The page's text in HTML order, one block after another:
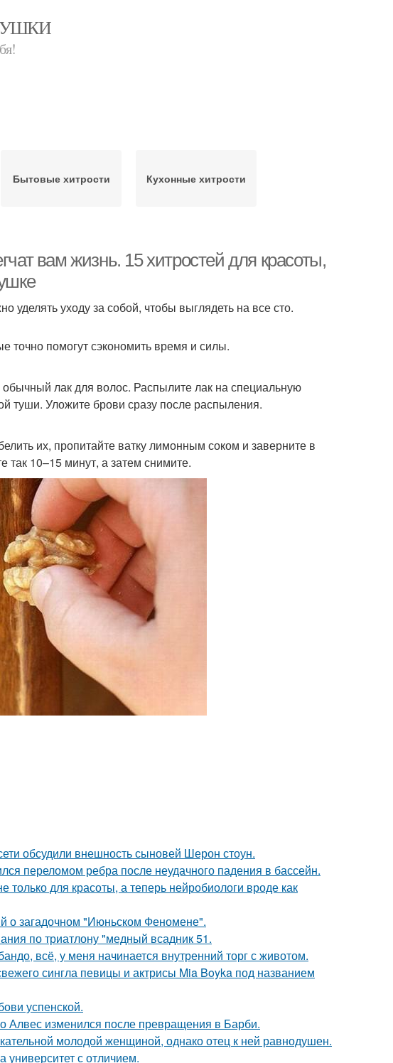
Бытовые хитрости Кухонные хитрости
вам жизнь. 15 хитростей для красоты,
уделять уходу за собой, чтобы выглядеть на все сто.
точно помогут сэкономить время и силы.
лак для волос. Распылите лак на специальную
туши. Уложите брови сразу после распыления.
их, пропитайте ватку лимонным соком и заверните в
так 10–15 минут, а затем снимите.
обсудили внешность сыновей Шерон стоун.
переломом ребра после неудачного падения в бассейн.
только для красоты, а теперь нейробиологи вроде как
о загадочном "Июньском Феномене".
по триатлону "медный всадник 51.
всё, у меня начинается внутренний торг с животом.
сингла певицы и актрисы Mia Boyka под названием
успенской.
Алвес изменился после превращения в Барби.
молодой женщиной, однако отец к ней равнодушен.
с отличием.